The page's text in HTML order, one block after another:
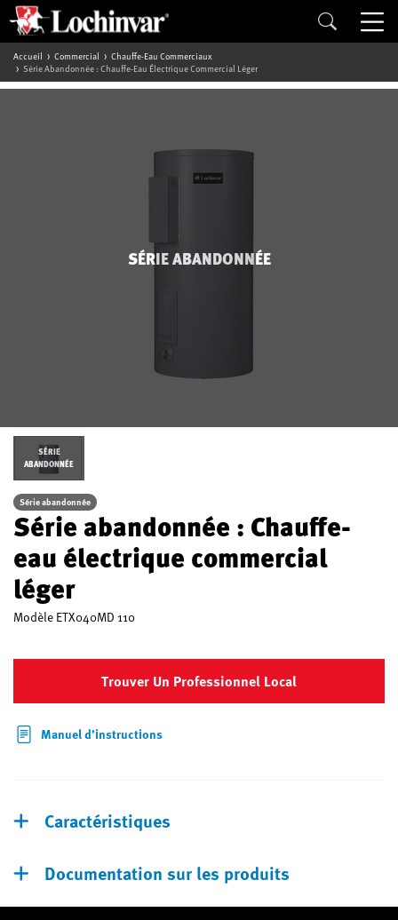
Accueil Commercial
Chauffe-Eau Commerciaux
Série Abandonnée : Chauffe-Eau Électrique Commercial Léger
SÉRIE ABANDONNÉE
SÉRIE
ABANDONNÉE
Série abandonnée
Série abandonnée : Chauffe-
eau électrique commercial
léger
ModèleETX040MD 110
Trouver Un Professionnel Local
Manuel d’instructions
Caractéristiques
Documentation sur les produits